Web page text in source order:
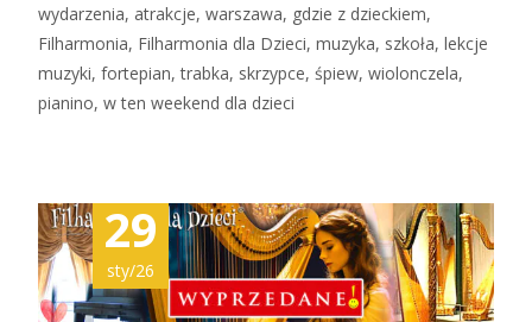
wydarzenia, atrakcje, warszawa, gdzie z dzieckiem,
Filharmonia, Filharmonia dla Dzieci, muzyka, szkoła, lekcje
muzyki, fortepian, trabka, skrzypce, śpiew, wiolonczela,
pianino, w ten weekend dla dzieci
29
sty/26